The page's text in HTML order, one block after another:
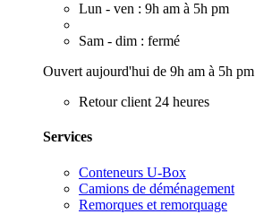
Lun - ven : 9h am à 5h pm
Sam - dim : fermé
Ouvert aujourd'hui de 9h am à 5h pm
Retour client 24 heures
Services
Conteneurs U-Box
Camions de déménagement
Remorques et remorquage